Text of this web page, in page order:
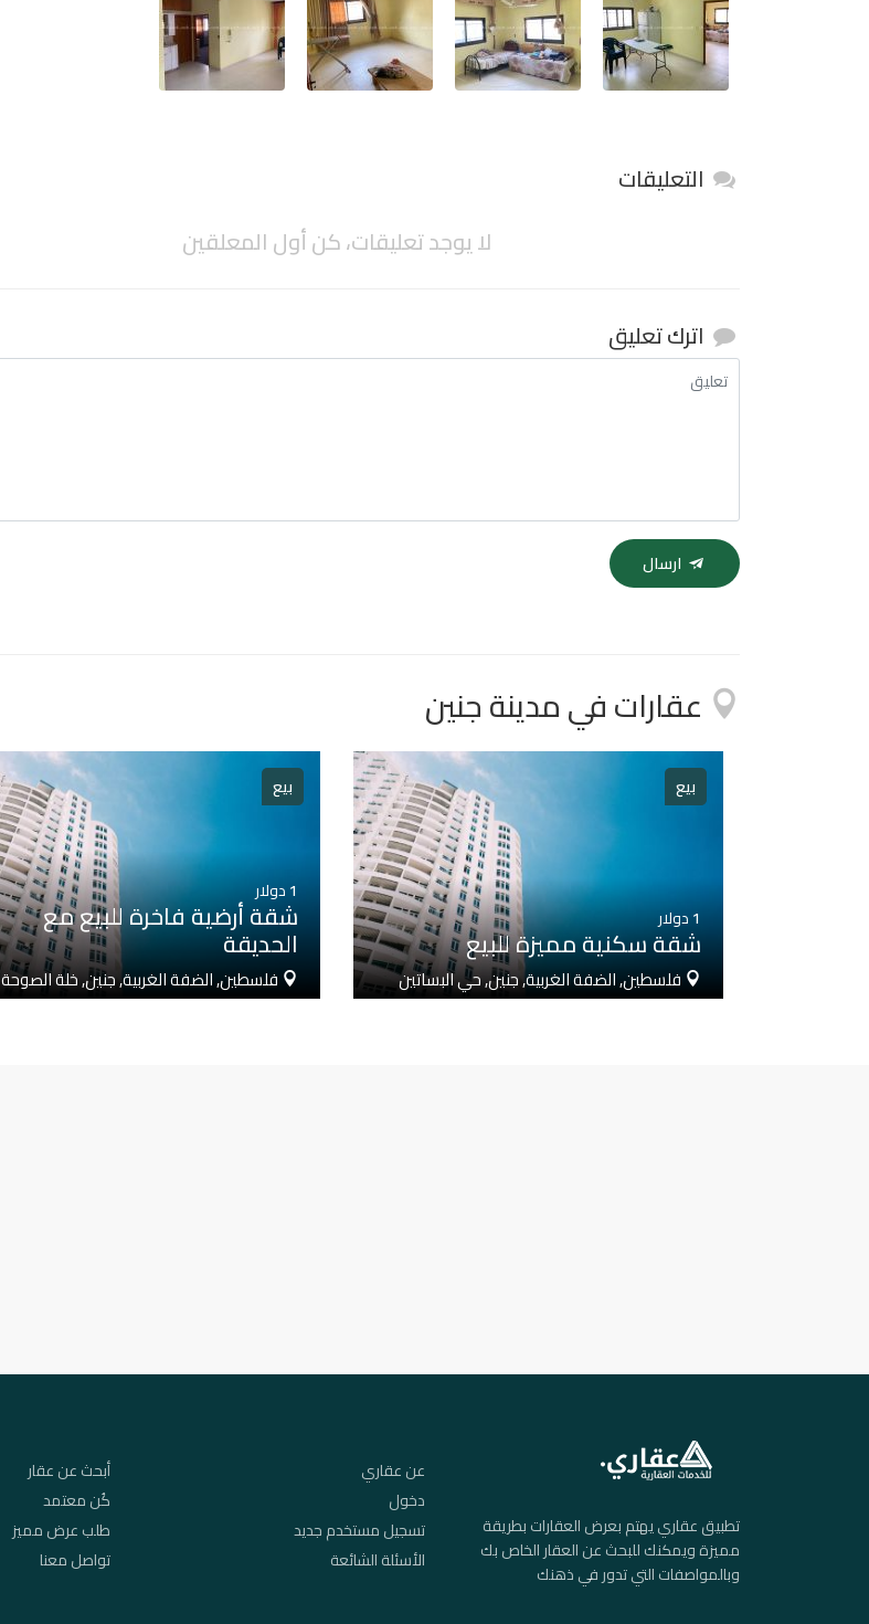
التعليقات
لا يوجد تعليقات، كن أول المعلقين
اترك تعليق
ارسال
عقارات في مدينة جنين
بيع
1دولار
شقة سكنية مميزة للبيع
فلسطين, الضفة الغربية, جنين, حي البساتين
بيع
1دولار
شقة أرضية فاخرة للبيع مع
الحديقة
فلسطين, الضفة الغربية, جنين, خلة الصوحة
تطبيق عقاري يهتم بعرض العقارات بطريقة
مميزة ويمكنك للبحث عن العقار الخاص بك
وبالمواصفات التي تدور في ذهنك
عن عقاري
دخول
تسجيل مستخدم جديد
الأسئلة الشائعة
أبحث عن عقار
كُن معتمد
طلب عرض مميز
تواصل معنا